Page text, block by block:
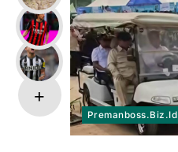
Premanboss.biz.id